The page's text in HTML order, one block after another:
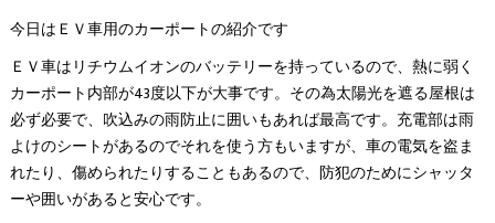
今日はＥＶ車用のカーポートの紹介です
ＥＶ車はリチウムイオンのバッテリーを持っているので、熱に弱く
カーポート内部が43度以下が大事です。その為太陽光を遮る屋根は
必ず必要で、吹込みの雨防止に囲いもあれば最高です。充電部は雨
よけのシートがあるのでそれを使う方もいますが、車の電気を盗ま
れたり、傷められたりすることもあるので、防犯のためにシャッタ
ーや囲いがあると安心です。